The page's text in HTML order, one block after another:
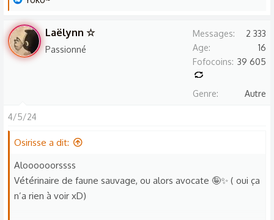
s
r
é
i
n
:
Laëlynn ☆
Passionné
Messages
2 333
Age
16
Fofocoins 39 605
Genre Autre
4/5/24
Osirisse a dit:
Aloooooorssss
Vétérinaire de faune sauvage, ou alors avocate 🤪✨ ( oui ça
n’a rien à voir xD)